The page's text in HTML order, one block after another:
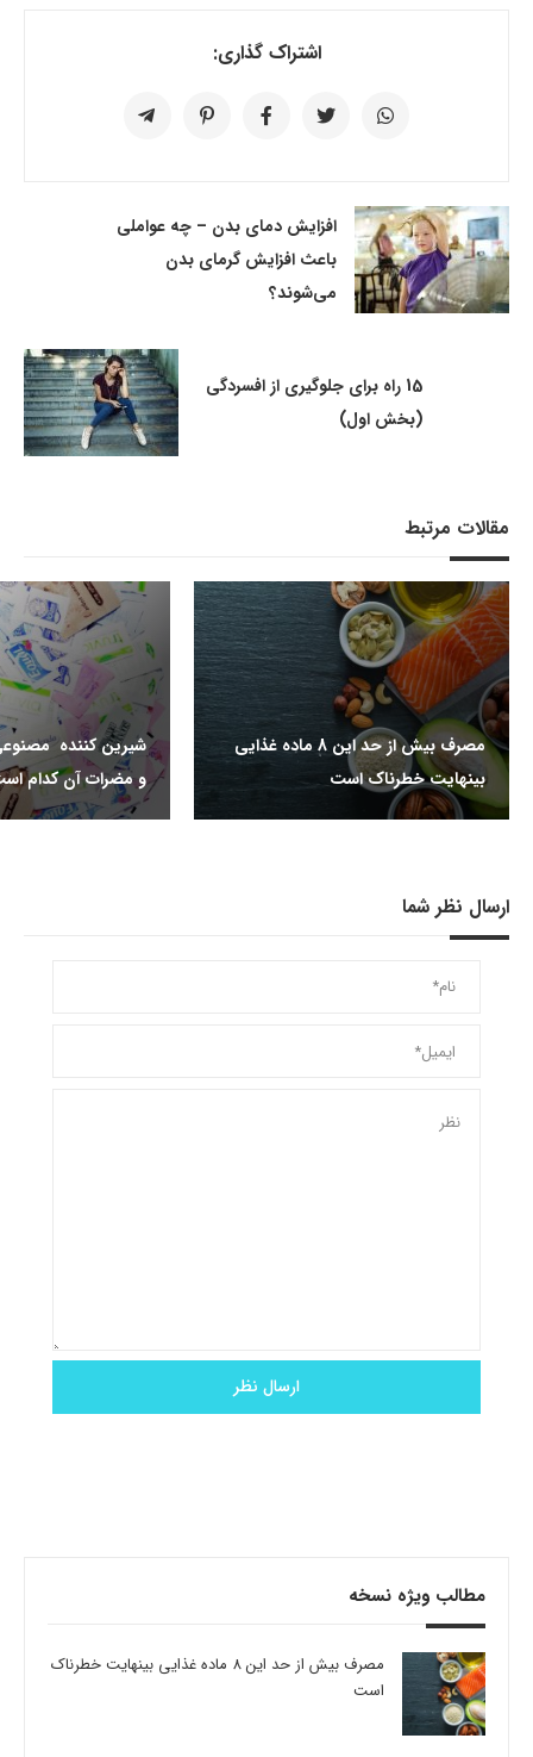
اشتراک گذاری:
افزایش دمای بدن – چه عواملی
باعث افزایش گرمای بدن
می‌شوند؟
15 راه برای جلوگیری از افسردگی
(بخش اول)
مقالات مرتبط
مصرف بیش از حد این 8 ماده غذایی
بینهایت خطرناک است
شیرین کننده
و مضرات آن کدام
ارسال نظر شما
مطالب ویژه نسخه
مصرف بیش از حد این 8 ماده غذایی بینهایت خطرناک
است